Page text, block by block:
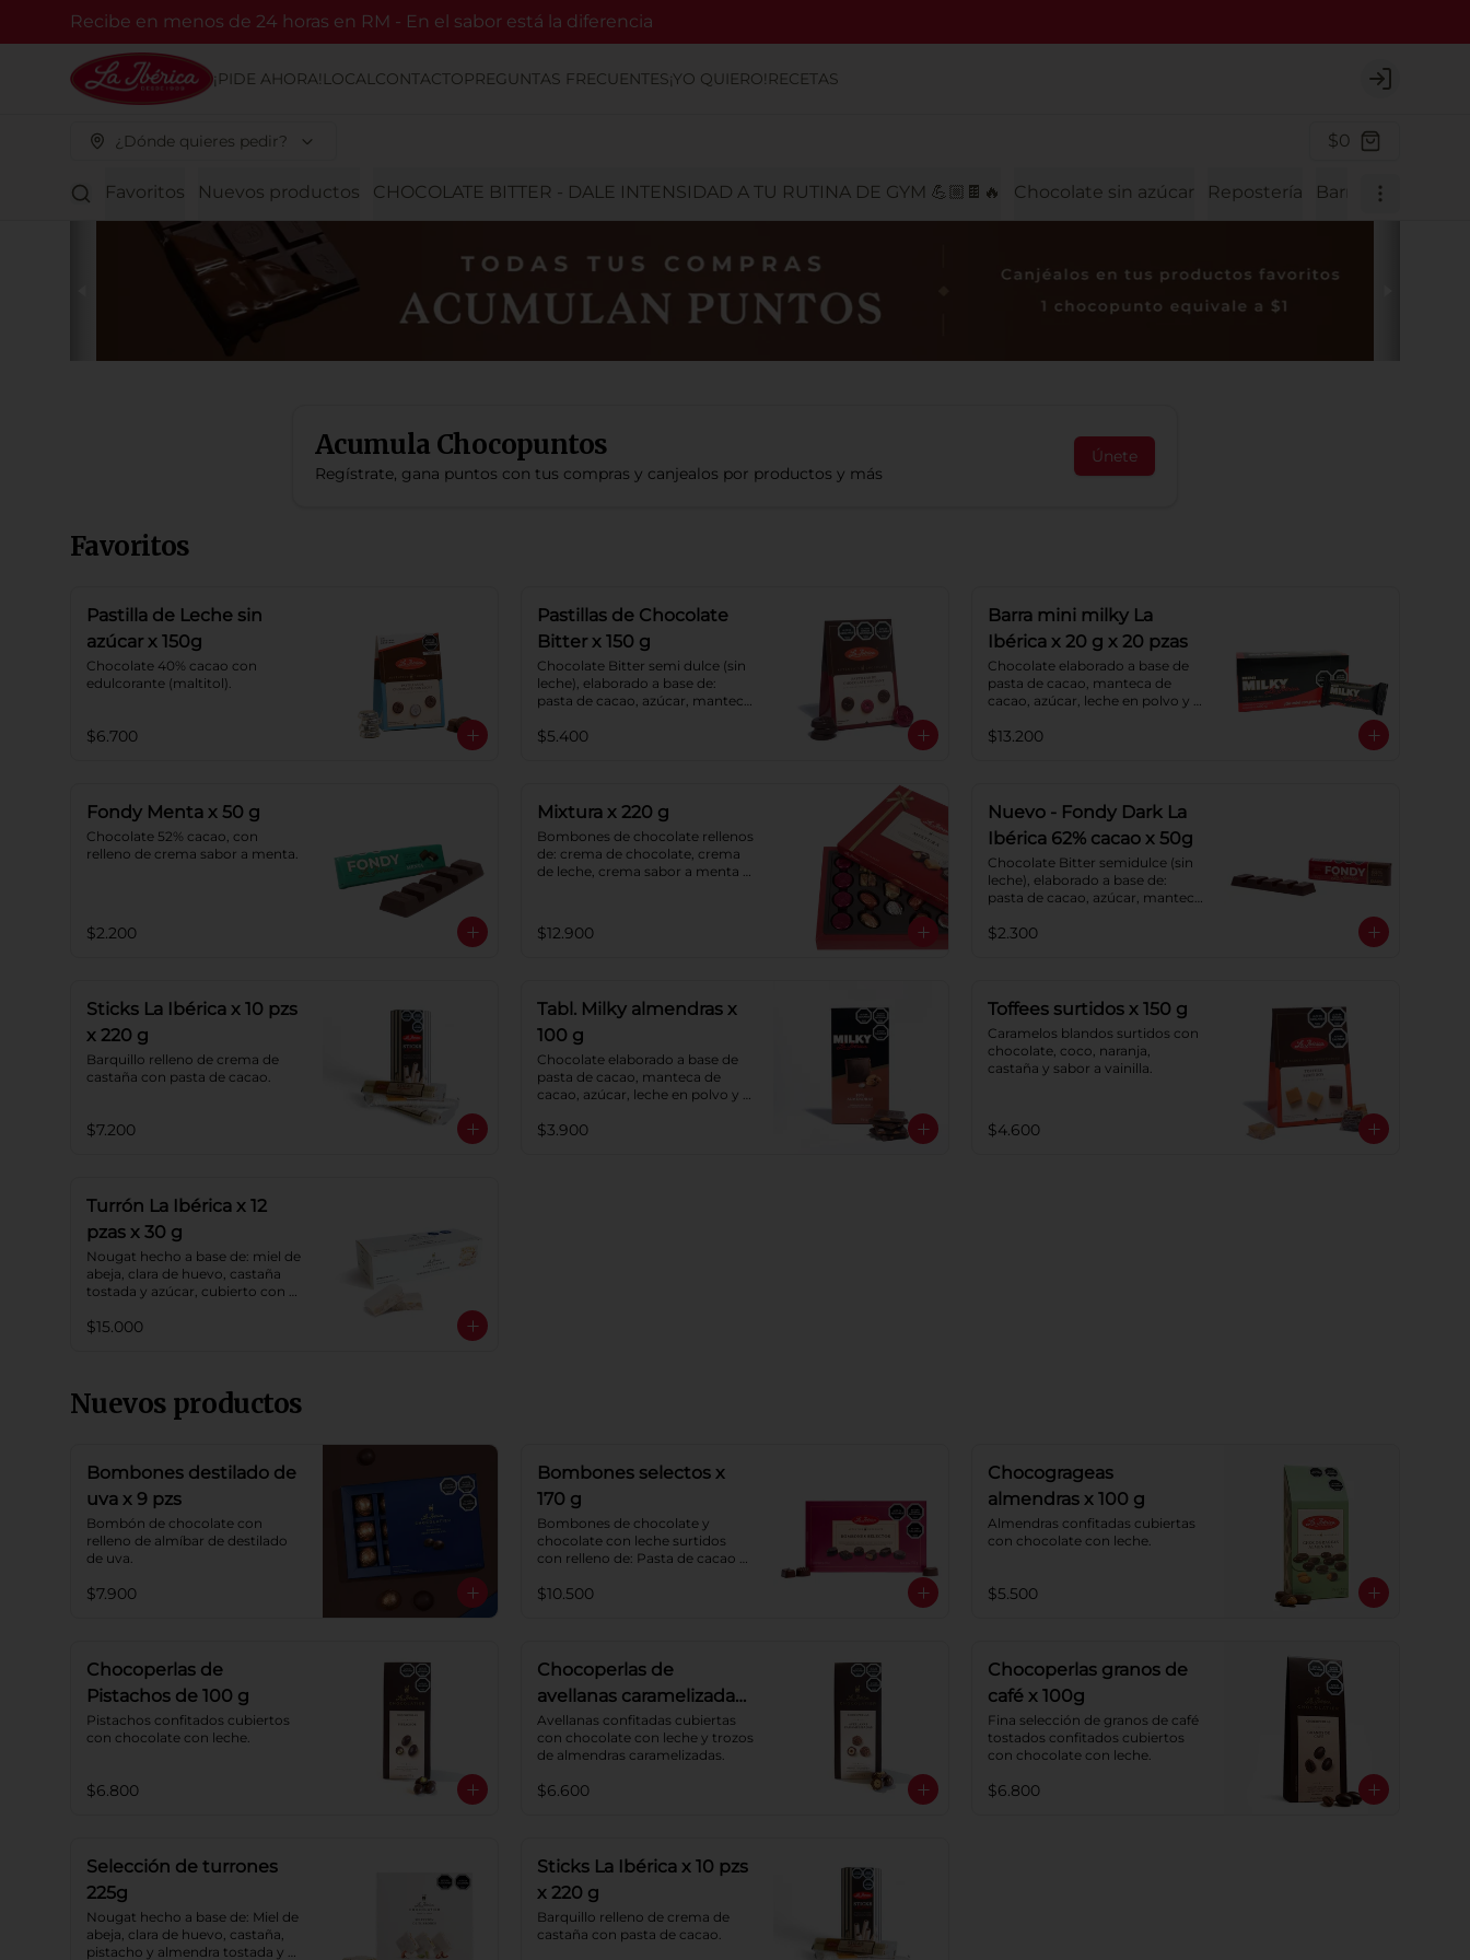
Recibe en menos de 24 horas en RM - En el sabor está la diferencia
¡PIDE AHORA! LOCALCONTACTOPREGUNTAS FRECUENTES¡YO QUIERO! RECETAS Login
¿Dónde quieres pedir? $0
Favoritos Nuevos productos CHOCOLATE BITTER - DALE INTENSIDAD A TU RUTINA DE GYM 💪🏼🍫🔥 Chocolate sin azúcar Repostería Barras de
Acumula Chocopuntos
Regístrate, gana puntos con tus compras y canjealos por productos y más
Únete
Favoritos
Pastilla de Leche sin
azúcar x 150g
Chocolate 40% cacao con
edulcorante (maltitol).
$6.700
Pastillas de Chocolate
Bitter x 150 g
Chocolate Bitter semi dulce (sin
leche), elaborado a base de:
pasta de cacao, azúcar, manteca
Porcentaje de cacao: 52%.
$5.400
Barra mini milky La
Ibérica x 20 g x 20 pzas
Chocolate elaborado a base de
pasta de cacao, manteca de
cacao, azúcar, leche en polvo y
cacao: 40%.
$13.200
Fondy Menta x 50 g
Chocolate 52% cacao, con
relleno de crema sabor a menta.
$2.200
Mixtura x 220 g
Bombones de chocolate rellenos
de: crema de chocolate, crema
de leche, crema sabor a menta y
chocolate, coco, naranja y sabor
a vainilla. Pastillas de chocolate
$12.900
Nuevo - Fondy Dark La
Ibérica 62% cacao x 50g
Chocolate Bitter semidulce (sin
leche), elaborado a base de:
pasta de cacao, azúcar, manteca
Porcentaje de Cacao: 62%
$2.300
Sticks La Ibérica x 10 pzs
x 220 g
Barquillo relleno de crema de
castaña con pasta de cacao.
$7.200
Tabl. Milky almendras x
100 g
Chocolate elaborado a base de
pasta de cacao, manteca de
cacao, azúcar, leche en polvo y
almendras. Porcentaje de cacao:
$3.900
Toffees surtidos x 150 g
Caramelos blandos surtidos con
chocolate, coco, naranja,
castaña y sabor a vainilla.
$4.600
Turrón La Ibérica x 12
pzas x 30 g
Nougat hecho a base de: miel de
abeja, clara de huevo, castaña
tostada y azúcar, cubierto con
$15.000
Nuevos productos
Bombones destilado de
uva x 9 pzs
Bombón de chocolate con
relleno de almíbar de destilado
de uva.
$7.900
Bombones selectos x
170 g
Bombones de chocolate y
chocolate con leche surtidos
con relleno de: Pasta de cacao
cacao con crema de castaña
licor sabor a naranja, pasta de
cacao con licor sabor a cereza,
crema de caramelo blando con
sabor a vainilla. Coberturas:
chocolate 52% de cacao y
chocolate con leche 40% cacao.
$10.500
Chocogrageas
almendras x 100 g
Almendras confitadas cubiertas
con chocolate con leche.
$5.500
Chocoperlas de
Pistachos de 100 g
Pistachos confitados cubiertos
con chocolate con leche.
$6.800
Chocoperlas de
avellanas caramelizadas
100 g
Avellanas confitadas cubiertas
con chocolate con leche y trozos
de almendras caramelizadas.
$6.600
Chocoperlas granos de
café x 100g
Fina selección de granos de café
tostados confitados cubiertos
con chocolate con leche.
$6.800
Selección de turrones
225g
Nougat hecho a base de: Miel de
abeja, clara de huevo, castaña,
pistacho y almendra tostada y
Sticks La Ibérica x 10 pzs
x 220 g
Barquillo relleno de crema de
castaña con pasta de cacao.